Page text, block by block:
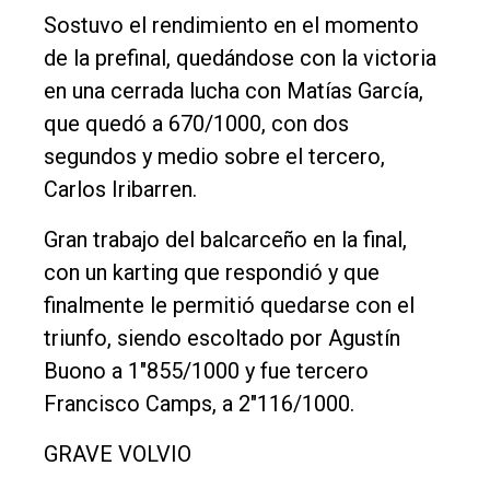
Sostuvo el rendimiento en el momento
de la prefinal, quedándose con la victoria
en una cerrada lucha con Matías García,
que quedó a 670/1000, con dos
segundos y medio sobre el tercero,
Carlos Iribarren.
Gran trabajo del balcarceño en la final,
con un karting que respondió y que
finalmente le permitió quedarse con el
triunfo, siendo escoltado por Agustín
Buono a 1"855/1000 y fue tercero
Francisco Camps, a 2"116/1000.
GRAVE VOLVIO